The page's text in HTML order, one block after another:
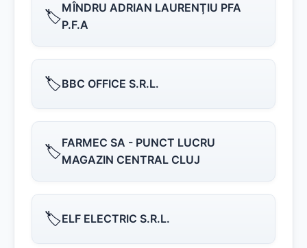
🏷️MÎNDRU ADRIAN LAURENŢIU PFA
P.F.A
🏷️BBC OFFICE S.R.L.
🏷️FARMEC SA - PUNCT LUCRU
MAGAZIN CENTRAL CLUJ
🏷️ELF ELECTRIC S.R.L.